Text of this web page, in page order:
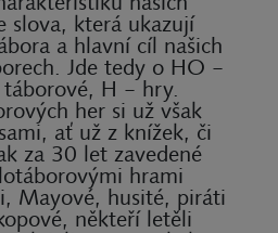
slova, která ukazují
a hlavní cíl našich
Jde tedy o HO –
H – hry.
her si už však
ať už z knížek, či
za 30 let zavedené
hrami
Mayové, husité, piráti
někteří letěli